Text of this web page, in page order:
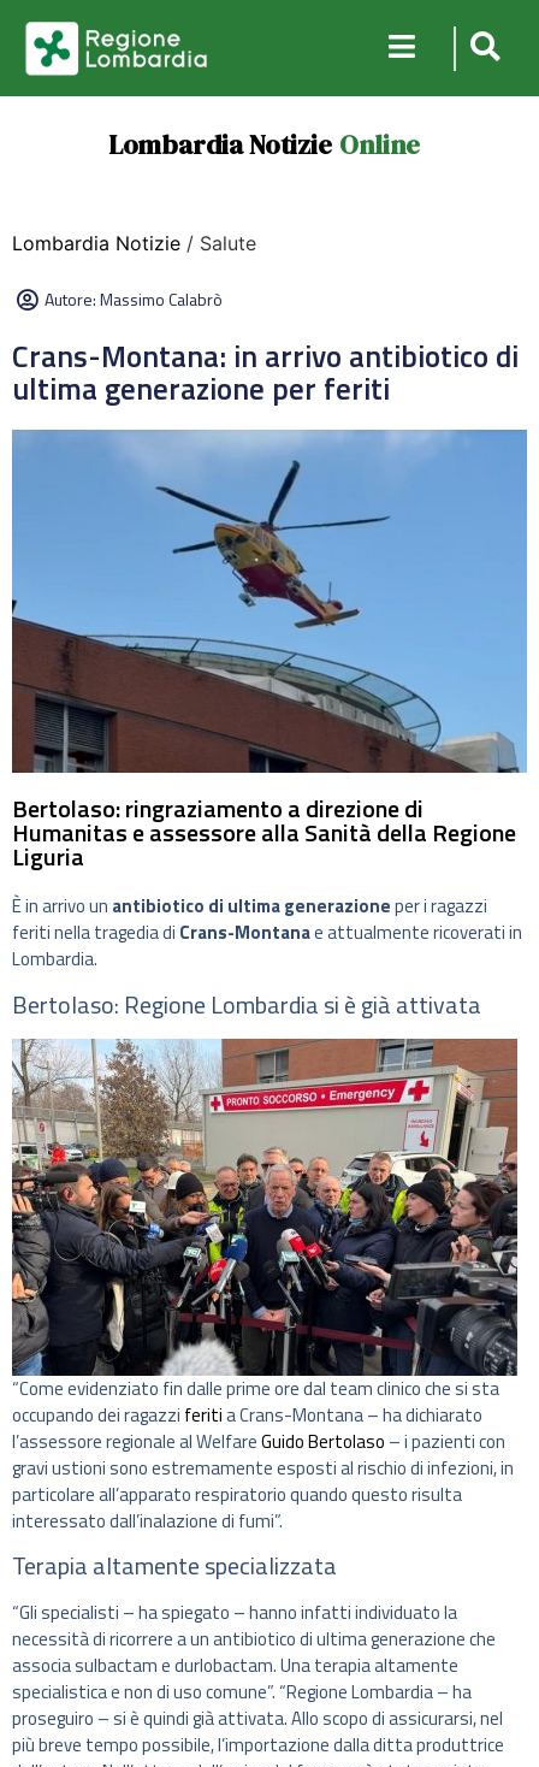
Lombardia Notizie Online
Lombardia Notizie / Salute
Autore:Massimo Calabrò
Crans-Montana: in arrivo antibiotico di
ultima generazione per feriti
Bertolaso: ringraziamento a direzione di
Humanitas e assessore alla Sanità della Regione
Liguria
È in arrivo un antibiotico di ultima generazioneper i ragazzi
feriti nella tragedia di Crans-Montanae attualmente ricoverati in
Lombardia.
Bertolaso: Regione Lombardia si è già attivata
“Come evidenziato fin dalle prime ore dal team clinico che si sta
occupando dei ragazzi feritia Crans-Montana – ha dichiarato
l’assessore regionale al WelfareGuido Bertolaso – i pazienti con
gravi ustioni sono estremamente esposti al rischio di infezioni, in
particolare all’apparato respiratorio quando questo risulta
interessato dall’inalazione di fumi”.
Terapia altamente specializzata
“Gli specialisti – ha spiegato – hanno infatti individuato la
necessità di ricorrere a un antibiotico di ultima generazione che
associa sulbactam e durlobactam. Una terapia altamente
specialistica e non di uso comune”. “Regione Lombardia – ha
proseguiro – si è quindi già attivata. Allo scopo di assicurarsi, nel
più breve tempo possibile, l’importazione dalla ditta produttrice